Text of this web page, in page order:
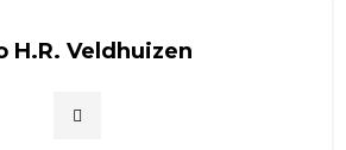
H.R. Veldhuizen